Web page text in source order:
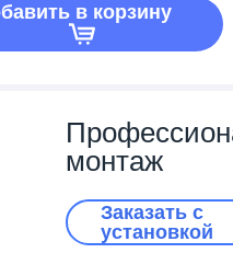
в корзину
монтаж
Заказать c
установкой